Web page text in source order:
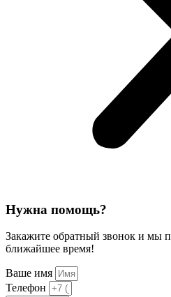
Нужна помощь?
Закажите обратный звонок и мы
ближайшее время!
Ваше имя
Телефон